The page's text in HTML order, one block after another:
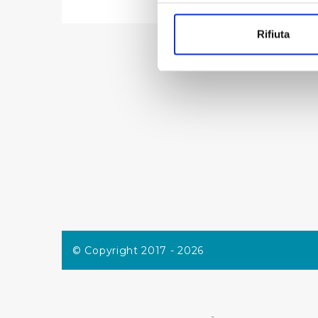
Identificare il tuo
digitali).
loro o che hanno raccolto
desiderati e le terze parti
Rifiuta
© Copyright 2017 - 2026